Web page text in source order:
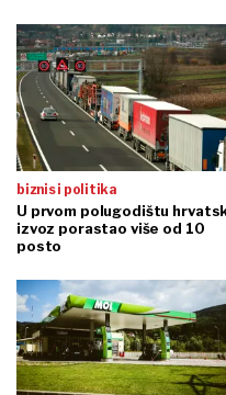
biznis i politika
U prvom polugodištu
izvoz porastao više od 10
posto